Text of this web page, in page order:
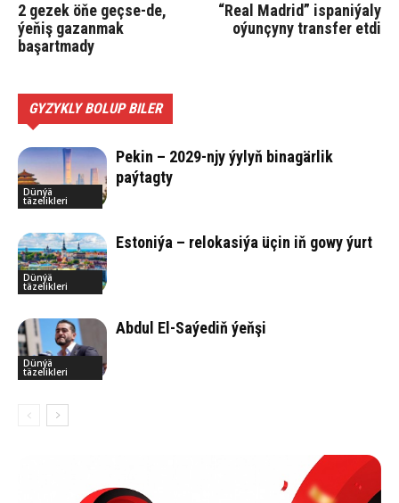
2 gezek öňe geçse-de,
ýeňiş gazanmak
başartmady
“Real Madrid” ispaniýaly
oýunçyny transfer etdi
GYZYKLY BOLUP BILER
Dünýä
täzelikleri
Pekin – 2029-njy ýylyň binagärlik
paýtagty
Dünýä
täzelikleri
Estoniýa – relokasiýa üçin iň gowy ýurt
Dünýä
täzelikleri
Abdul El-Saýediň ýeňşi